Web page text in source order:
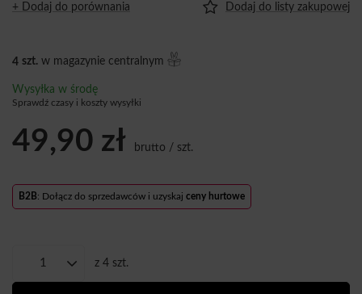
+ Dodaj do porównania Dodaj do listy zakupowej
4 szt. w magazynie centralnym
Wysyłka w środę
Sprawdź czasy i koszty wysyłki
49,90 zł brutto / szt.
B2B: Dołącz do sprzedawców i uzyskaj ceny hurtowe
z 4 szt.